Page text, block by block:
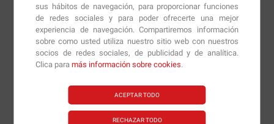
sus hábitos de navegación, para proporcionar funciones
de redes sociales y para poder ofrecerte una mejor
experiencia de navegación. Compartiremos información
sobre como usted utiliza nuestro sitio web con nuestros
socios de redes sociales, de publicidad y de analítica.
Clica paramás información sobre cookies.
ACEPTAR TODO
RECHAZAR TODO
Nuevas versiones y
recomendaciones de
nuestros nutricionistas.